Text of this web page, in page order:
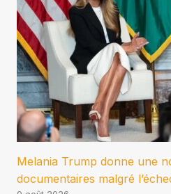
Melania Trump donne une
documentaires malgré